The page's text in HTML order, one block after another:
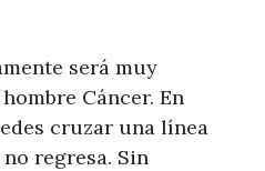
será muy
Cáncer. En
cruzar una línea
regresa. Sin